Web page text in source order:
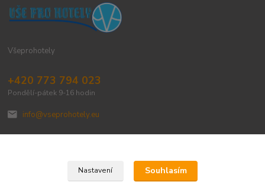
Všeprohotely
+420 773 794 023
Pondělí-pátek 9-16 hodin
info@vseprohotely.eu
Upravit sběr cookies.
Nastavení Souhlasím